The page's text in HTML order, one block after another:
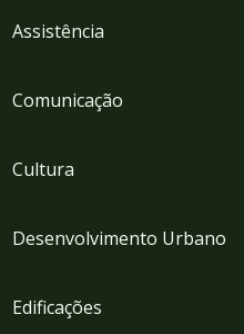
Assistência
Comunicação
Cultura
Desenvolvimento Urbano
Edificações